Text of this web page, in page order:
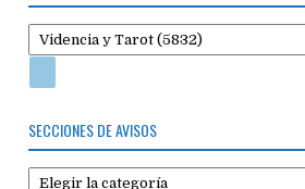
SECCIONES DE AVISOS
Secciones